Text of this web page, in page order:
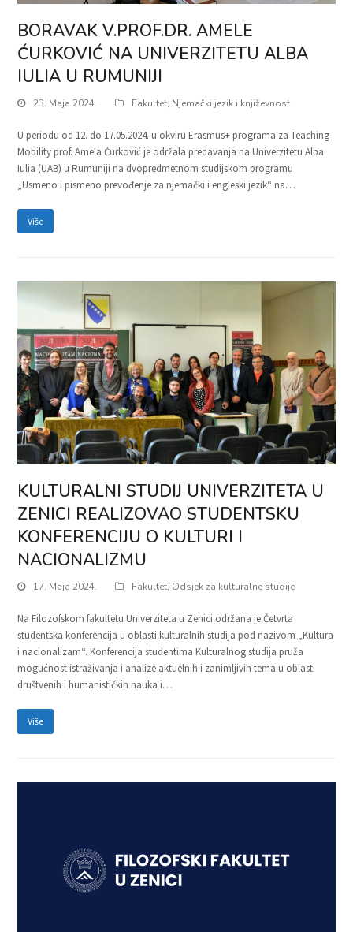
BORAVAK V.PROF.DR. AMELE
ĆURKOVIĆ NA UNIVERZITETU ALBA
IULIA U RUMUNIJI
23. Maja 2024. Fakultet, Njemački jezik i književnost
U periodu od 12. do 17.05.2024. u okviru Erasmus+ programa za Teaching
Mobility prof. Amela Ćurković je održala predavanja na Univerzitetu Alba
Iulia (UAB) u Rumuniji na dvopredmetnom studijskom programu
„Usmeno i pismeno prevođenje za njemački i engleski jezik“ na…
Više
KULTURALNI STUDIJ UNIVERZITETA U
ZENICI REALIZOVAO STUDENTSKU
KONFERENCIJU O KULTURI I
NACIONALIZMU
17. Maja 2024. Fakultet, Odsjek za kulturalne studije
Na Filozofskom fakultetu Univerziteta u Zenici održana je Četvrta
studentska konferencija u oblasti kulturalnih studija pod nazivom „Kultura
i nacionalizam“. Konferencija studentima Kulturalnog studija pruža
mogućnost istraživanja i analize aktuelnih i zanimljivih tema u oblasti
društvenih i humanističkih nauka i…
Više